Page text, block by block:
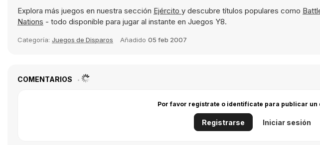
Explora más juegos en nuestra sección Ejército y descubre títulos populares como
Nations - todo disponible para jugar al instante en Juegos Y8.
Categoría: Juegos de Disparos Añadido 05 feb 2007
COMENTARIOS
Por favor regístrate o identifícate para publicar un
Registrarse Iniciar sesión